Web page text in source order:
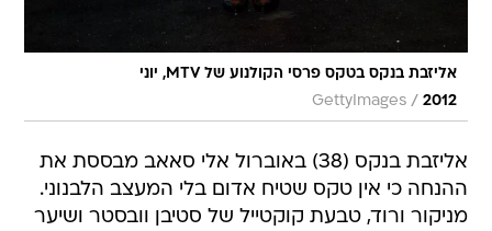
אליזבת בנקס בטקס פרסי הקולנוע של MTV, יוני
2012
/
GettyImages
אליזבת בנקס (38) באוברול אלי סאאב מבססת את
ההנחה כי אין טקס שטיח אדום בלי המעצב הלבנוני.
מניקור ורוד, טבעת קוקטייל של סטיבן וובסטר ושיער